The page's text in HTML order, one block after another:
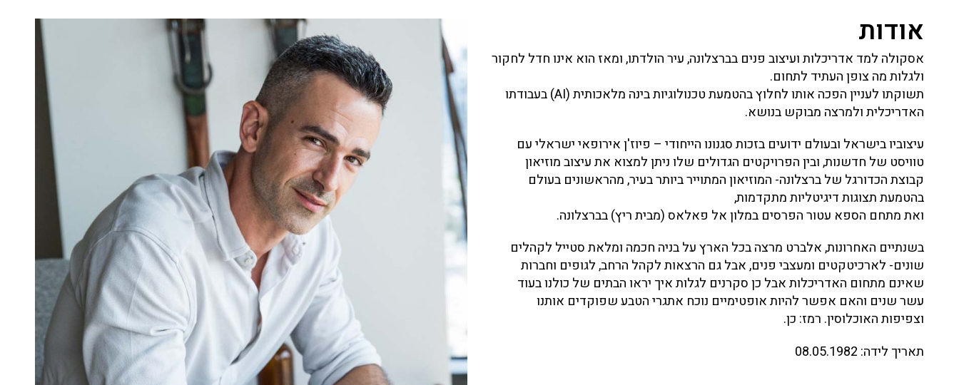
אודות
אסקולה למד אדריכלות ועיצוב פנים בברצלונה, עיר הולדתו, ומאז הוא אינו חדל לחקור
ולגלות מה צופן העתיד לתחום.
תשוקתו לעניין הפכה אותו לחלוץ בהטמעת טכנולוגיות בינה מלאכותית (AI) בעבודתו
האדריכלית ולמרצה מבוקש בנושא.
עיצוביו בישראל ובעולם ידועים בזכות סגנונו הייחודי – פיוז'ן אירופאי ישראלי עם
טוויסט של חדשנות, ובין הפרויקטים הגדולים שלו ניתן למצוא את עיצוב מוזיאון
קבוצת הכדורגל של ברצלונה- המוזיאון המתוייר ביותר בעיר, מהראשונים בעולם
בהטמעת תצוגות דיגיטליות מתקדמות,
ואת מתחם הספא עטור הפרסים במלון אל פאלאס (מבית ריץ) בברצלונה.
בשנתיים האחרונות, אלברט מרצה בכל הארץ על בניה חכמה ומלאת סטייל לקהלים
שונים- לארכיטקטים ומעצבי פנים, אבל גם הרצאות לקהל הרחב, לגופים וחברות
שאינם מתחום האדריכלות אבל כן סקרנים לגלות איך יראו הבתים של כולנו בעוד
עשר שנים והאם אפשר להיות אופטימיים נוכח אתגרי הטבע שפוקדים אותנו
וצפיפות האוכלוסין. רמז: כן.
תאריך לידה: